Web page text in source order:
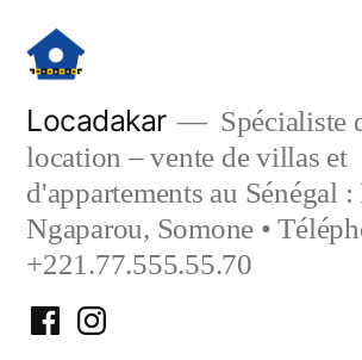
contenu
Locadakar
Spécialiste
location – vente de villas et
d'appartements au Sénégal
Ngaparou, Somone •
+221.77.555.55.70
FacebookInstagram